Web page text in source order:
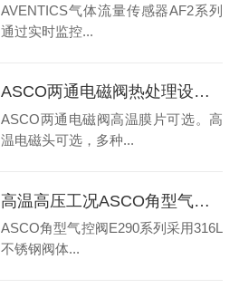
AVENTICS气体流量传感器AF2系列
通过实时监控...
ASCO两通电磁阀热处理设备应用要求有哪些
ASCO两通电磁阀高温膜片可选。高
温电磁头可选，多种...
高温高压工况ASCO角型气控阀E290系列特点有哪些
ASCO角型气控阀E290系列采用316L
不锈钢阀体...